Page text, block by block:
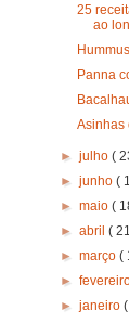
25
ao
Panna
Asinhas
►julho(
►junho(
►maio(
►abril(
►março(
►
►janeiro